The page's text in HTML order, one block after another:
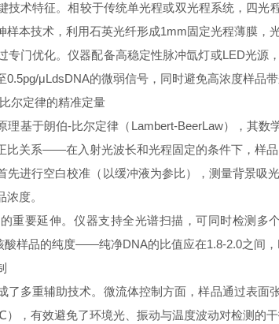
术特征。相较于传统单光程或双光程系统，四光
样本技术，利用石英光纤形成1mm固定光程薄膜，
优化。仪器配备高稳定性脉冲氙灯或LED光源
μLdsDNA的微弱信号，同时避免高浓度样品带
定律的精准定量
于朗伯-比尔定律（Lambert-BeerLaw），其数
比关系——在入射光波长和光程固定的条件下，样品
行空白校准（以缓冲液为参比），测量背景吸
度。
要延伸。仪器支持全光谱扫描，可同时检测多
酸样品的纯度——纯净DNA的比值应在1.8-2.0之间，
重辅助技术。微流体控制方面，样品通过表面
，有效避免了环境光、振动与温度波动对检测的